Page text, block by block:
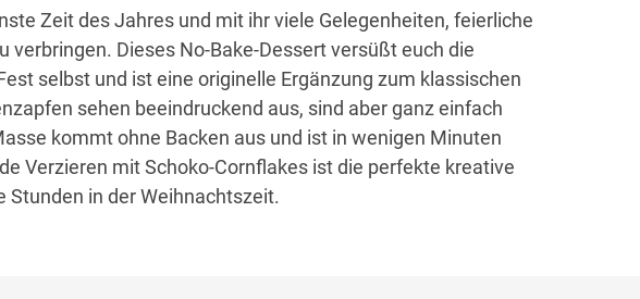
Zeit des Jahres und mit ihr viele Gelegenheiten, feierliche
verbringen. Dieses No-Bake-Dessert versüßt euch die
selbst und ist eine originelle Ergänzung zum klassischen
sehen beeindruckend aus, sind aber ganz einfach
kommt ohne Backen aus und ist in wenigen Minuten
Verzieren mit Schoko-Cornflakes ist die perfekte kreative
Stunden in der Weihnachtszeit.